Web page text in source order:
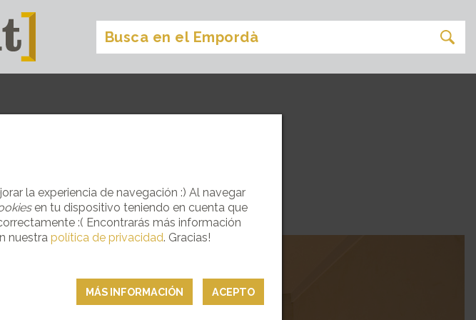
Y CASAS RURALES
ACEPTO
MÁS INFORMACIÓN
la experiencia de navegación :) Al navegar
en tu dispositivo teniendo en cuenta que
:( Encontrarás más información
nuestra política de privacidad. Gracias!